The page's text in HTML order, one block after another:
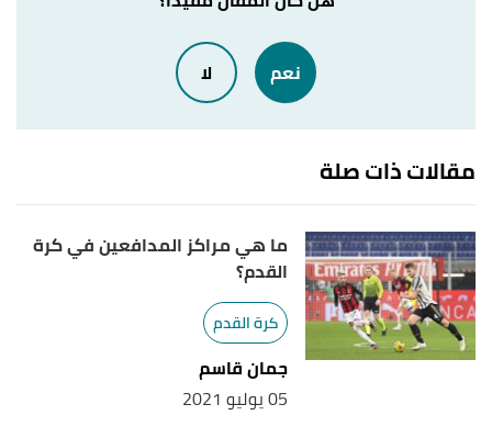
"5 attributes every defensive midfielder must
footballtechniques , Retrieved 15/4/2021.
نعم لا
مقالات ذات صلة
ما هي مراكز المدافعين في كرة
القدم؟
كرة القدم
جمان قاسم
05 يوليو 2021